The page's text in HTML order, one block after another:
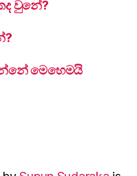
වුනේ?
මෙහෙමයි